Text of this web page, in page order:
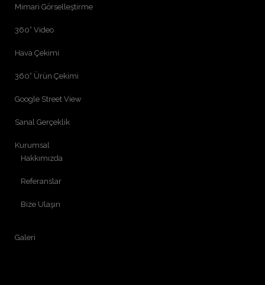
Mimari Görselleştirme
360° Video
Hava Çekimi
360° Ürün Çekimi
Google Street View
Sanal Gerçeklik
Kurumsal
Hakkımızda
Referanslar
Bize Ulaşın
Galeri